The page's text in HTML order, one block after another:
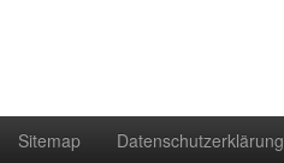
Sitemap Datenschutzerklärung